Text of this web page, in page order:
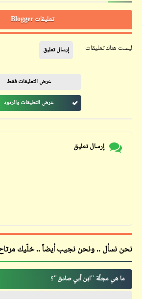
تعليقات Blogger
ليست هناك تعليقات إرسال تعليق
عرض التعليقات فقط
عرض التعليقات والردود
إرسال تعليق
نحن نسأل .. ونحن نجيب أيضاً .. خلّيك
ما هي مجلّة "ابن أبي صادق"؟